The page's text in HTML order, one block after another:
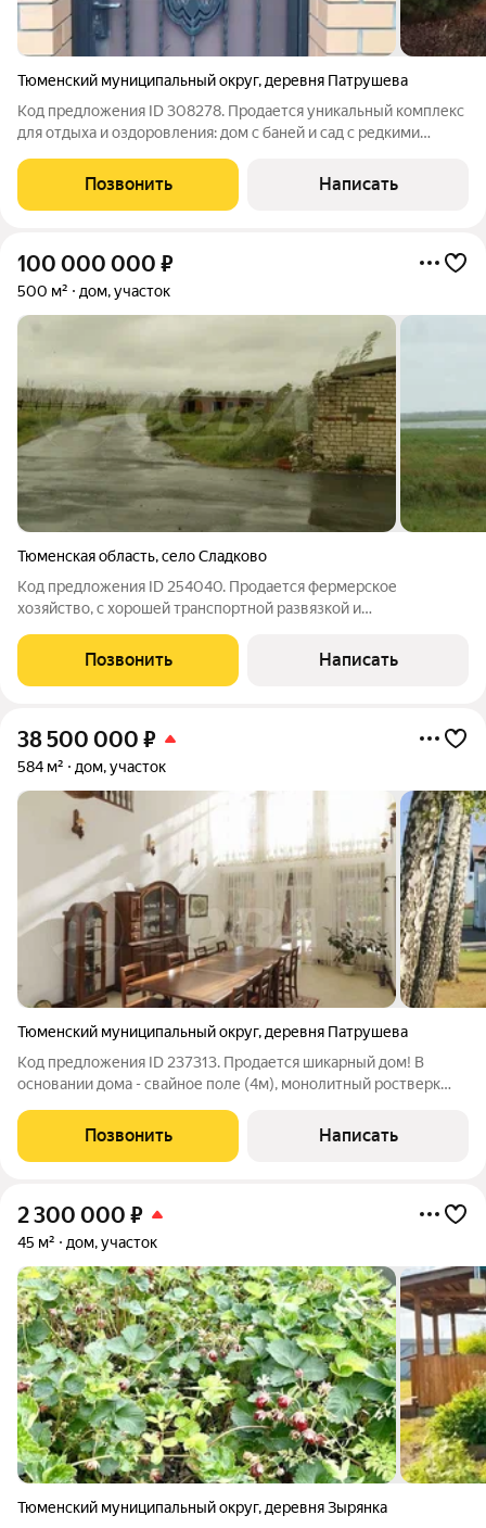
Тюменский муниципальный округ, деревня Патрушева
Код предложения ID 308278. Продается уникальный комплекс
для отдыха и оздоровления: дом с баней и сад с редкими
верандой. Внутри: каминная зона, место для массажа, комната
отдыха. Баня: Построена
Позвонить Написать
100 000 000 ₽
500 м² дом, участок
Тюменская область,село Сладково
Код предложения ID 254040. Продается фермерское
хозяйство, с хорошей транспортной развязкой и
миллионниками, Омск и Тюмень. Неподалеку находится город
Ишим, на ферме можно разводить коров, свиней, овец,
Позвонить Написать
38 500 000 ₽
584 м² дом, участок
Тюменский муниципальный округ, деревня Патрушева
Код предложения ID 237313. Продается шикарный дом! В
основании дома - свайное поле (4м), монолитный ростверк
Крыша - утеплитель (20см) сверху проклеен полистирол
(5см). Стены -60см
Позвонить Написать
2 300 000 ₽
45 м² дом, участок
Тюменский муниципальный округ, деревня Зырянка